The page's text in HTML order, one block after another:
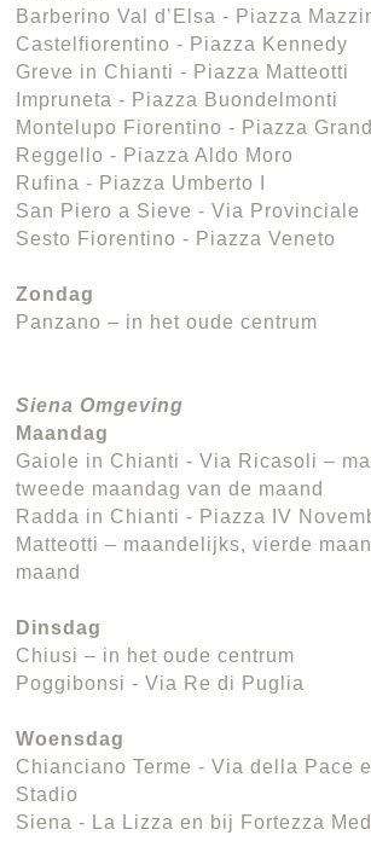
Barberino Val d’Elsa - Piazza
Castelfiorentino - Piazza Kennedy
Greve in Chianti - Piazza Matteotti
Impruneta - Piazza Buondelmonti
Montelupo Fiorentino - Piazza
Reggello - Piazza Aldo Moro
Rufina - Piazza Umberto I
San Piero a Sieve - Via Provinciale
Sesto Fiorentino - Piazza Veneto
Zondag
Panzano – in het oude centrum
Siena Omgeving
Maandag
Gaiole in Chianti - Via Ricasoli –
tweede maandag van de maand
Radda in Chianti - Piazza IV
Matteotti – maandelijks, vierde
maand
Dinsdag
Chiusi – in het oude centrum
Poggibonsi - Via Re di Puglia
Woensdag
Chianciano Terme - Via della Pace
Stadio
Siena - La Lizza en bij Fortezza